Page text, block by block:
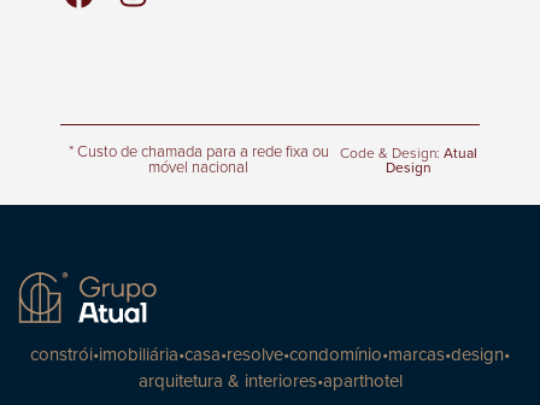
* Custo de chamada para a rede fixa ou
móvel nacional
Code & Design: Atual
Design
constrói•imobiliária•casa•resolve•condomínio•marcas•design•
arquitetura & interiores•aparthotel